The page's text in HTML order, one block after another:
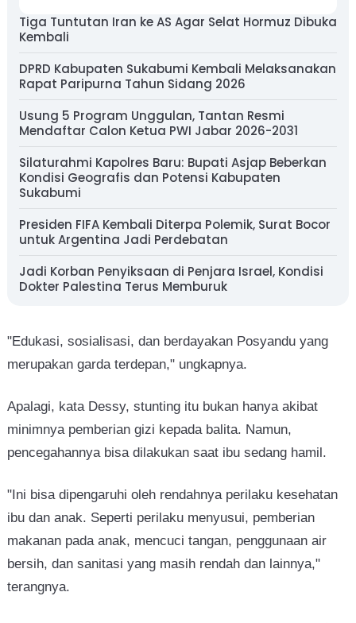
Tiga Tuntutan Iran ke AS Agar Selat Hormuz Dibuka
Kembali
DPRD Kabupaten Sukabumi Kembali Melaksanakan
Rapat Paripurna Tahun Sidang 2026
Usung 5 Program Unggulan, Tantan Resmi
Mendaftar Calon Ketua PWI Jabar 2026-2031
Silaturahmi Kapolres Baru: Bupati Asjap Beberkan
Kondisi Geografis dan Potensi Kabupaten
Sukabumi
Presiden FIFA Kembali Diterpa Polemik, Surat Bocor
untuk Argentina Jadi Perdebatan
Jadi Korban Penyiksaan di Penjara Israel, Kondisi
Dokter Palestina Terus Memburuk
"Edukasi, sosialisasi, dan berdayakan Posyandu yang
merupakan garda terdepan," ungkapnya.
Apalagi, kata Dessy, stunting itu bukan hanya akibat
minimnya pemberian gizi kepada balita. Namun,
pencegahannya bisa dilakukan saat ibu sedang hamil.
"Ini bisa dipengaruhi oleh rendahnya perilaku kesehatan
ibu dan anak. Seperti perilaku menyusui, pemberian
makanan pada anak, mencuci tangan, penggunaan air
bersih, dan sanitasi yang masih rendah dan lainnya,"
terangnya.